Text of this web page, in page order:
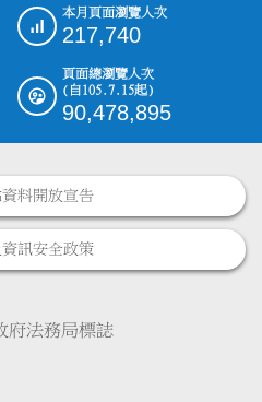
本月頁面瀏覽人次
217,740
頁面總瀏覽人次
(自105.7.15起)
90,478,895
料開放宣告
訊安全政策